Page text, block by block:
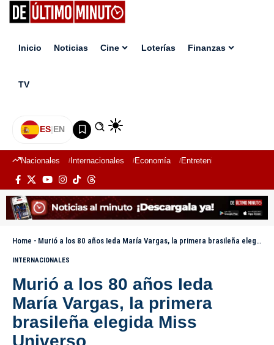
Inicio Noticias Cine Loterías Finanzas
TV
ES|EN
Nacionales Internacionales Economía Entretenimiento
Home - Murió a los 80 años Ieda María Vargas, la primera brasileña elegida Miss Universo
INTERNACIONALES
Murió a los 80 años Ieda
María Vargas, la primera
brasileña elegida Miss